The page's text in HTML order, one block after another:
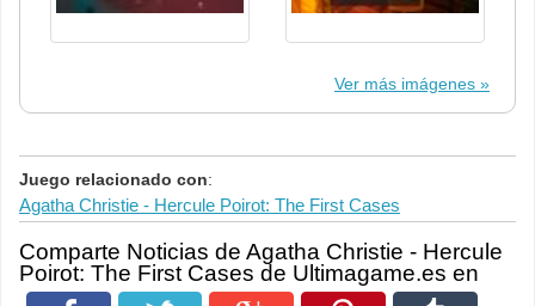
Ver más imágenes
Juego relacionado con:
Agatha Christie - Hercule Poirot: The First Cases
Comparte Noticias de Agatha Christie - Hercule
Poirot: The First Cases de Ultimagame.es en